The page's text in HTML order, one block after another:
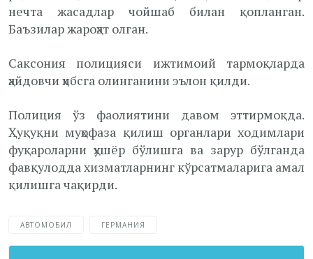
нечта жасадлар чойшаб билан қопланган.
Баъзилар жароҳат олган.
Саксония полицияси ижтимоий тармоқларда
ҳайдовчи ҳибсга олинганини эълон қилди.
Полиция ўз фаолиятини давом эттирмоқда.
Ҳуқуқни муҳофаза қилиш органлари ходимлари
фуқароларни ҳушёр бўлишга ва зарур бўлганда
фавқулодда хизматларнинг кўрсатмаларига амал
қилишга чақирди.
АВТОМОБИЛ ГЕРМАНИЯ